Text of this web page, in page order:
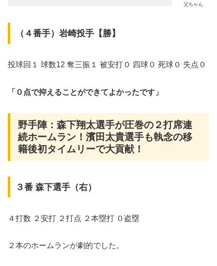
父ちゃん
（４番手）岩崎投手【勝】
投球回１ 球数12 奪三振１ 被安打０ 四球０ 死球０ 失点０
「０点で抑えることができてよかったです」
野手陣：森下翔太選手が圧巻の２打席連
続ホームラン！濱田太貴選手も執念の移
籍後初タイムリーで大貢献！
３番 森下選手（右）
４打数 ２安打 ２打点 ２本塁打 ０盗塁
２本のホームランが劇的でした。